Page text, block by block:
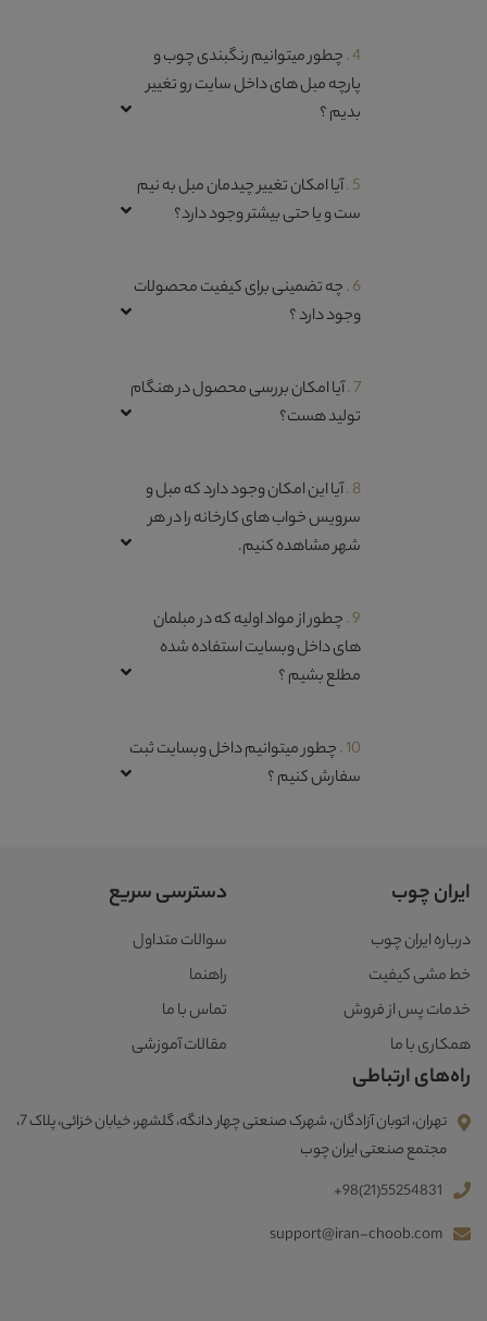
4 . چطور میتوانیم رنگبندی چوب و
پارچه مبل های داخل سایت رو تغییر
بدیم ؟
5 . آیا امکان تغییر چیدمان مبل به نیم
ست و یا حتی بیشتر وجود دارد؟
6 . چه تضمینی برای کیفیت محصولات
وجود دارد ؟
7 . آیا امکان بررسی محصول در هنگام
تولید هست؟
8 . آیا این امکان وجود دارد که مبل و
سرویس خواب های کارخانه را در هر
شهر مشاهده کنیم.
9 . چطور از مواد اولیه که در مبلمان
های داخل وبسایت استفاده شده
مطلع بشیم ؟
10 . چطور میتوانیم داخل وبسایت ثبت
سفارش کنیم ؟
ایران چوب
درباره ایران چوب
خط مشی کیفیت
خدمات پس از فروش
همکاری با ما
دسترسی سریع
سوالات متداول
راهنما
تماس با ما
مقالات آموزشی
راه‌های ارتباطی
تهران، اتوبان آزادگان، شهرک صنعتی چهار دانگه، گلشهر، خیابان خزائی، پلاک 7،
مجتمع صنعتی ایران چوب
+98(21)55254831
support@iran-choob.com